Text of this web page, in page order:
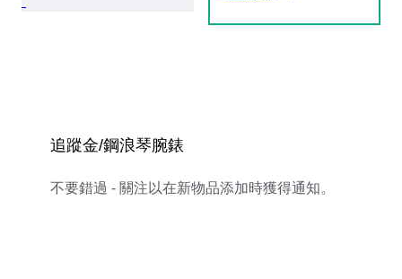
追蹤金/鋼浪琴腕錶
不要錯過 - 關注以在新物品添加時獲得通知。